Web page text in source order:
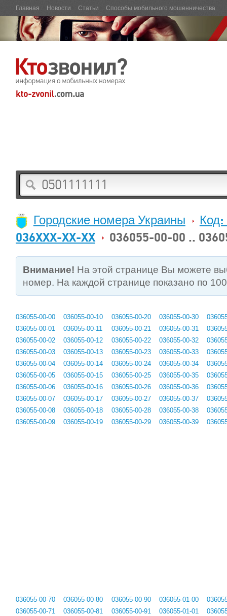
Главная Новости Статьи Способы мобильного мошенничества
Городские номера Украины
Код:
036XXX-XX-XX
036055-00-00 ..
Внимание! На этой странице Вы можете
номер. На каждой странице показано по
036055-00-00
036055-00-01
036055-00-02
036055-00-03
036055-00-04
036055-00-05
036055-00-06
036055-00-07
036055-00-08
036055-00-09
036055-00-10
036055-00-11
036055-00-12
036055-00-13
036055-00-14
036055-00-15
036055-00-16
036055-00-17
036055-00-18
036055-00-19
036055-00-20
036055-00-21
036055-00-22
036055-00-23
036055-00-24
036055-00-25
036055-00-26
036055-00-27
036055-00-28
036055-00-29
036055-00-30
036055-00-31
036055-00-32
036055-00-33
036055-00-34
036055-00-35
036055-00-36
036055-00-37
036055-00-38
036055-00-39
036055-00-70
036055-00-71
036055-00-80
036055-00-81
036055-00-90
036055-00-91
036055-01-00
036055-01-01